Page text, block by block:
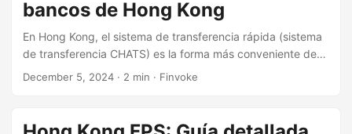
bancos de Hong Kong
En Hong Kong, el sistema de transferencia rápida (sistema
de transferencia CHATS) es la forma más conveniente de
transferir dólares estadounidenses y euros. Conocimientos
entusiasta, responsable...
December 5, 2024 · 2 min · Finvoke